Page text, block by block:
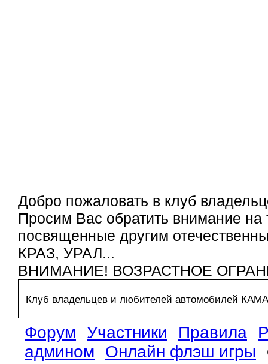
Добро пожаловать в клуб
Просим Вас обратить внимание
посвященные другим
КРАЗ, УРАЛ...
ВНИМАНИЕ! ВОЗРАСТНОЕ
Клуб владельцев и любителей автомобилей
Форум Участники Правила
админом
Онлайн флэш игры